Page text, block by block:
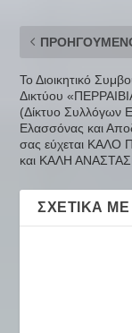
Το Διοικητικό
Δικτύου
(Δίκτυο Συλλόγων
Ελασσόνας και
σας εύχεται ΚΑΛΟ
και ΚΑΛΗ
ΣΧΕΤΙΚΆ